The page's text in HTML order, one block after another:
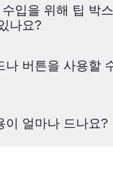
박스를 사용하는 데
습니다. 플랫폼 수수
입을 위해 팁 박
나요?
나 수령이 필요한 사
자와 콘텐츠 퍼블리셔
나 버튼을 사용할
QR 코드, 버튼, 링크,
니다. 사용자는 다른
이 얼마나 드나요?